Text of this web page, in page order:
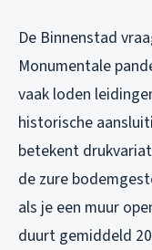
De Binnenstad
Monumentale
vaak loden
historische
betekent
de zure
als je een muur
duurt gemiddeld